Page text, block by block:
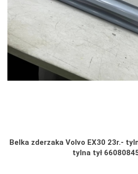
Belka zderzaka Volvo EX30 23r.-
tylna tył